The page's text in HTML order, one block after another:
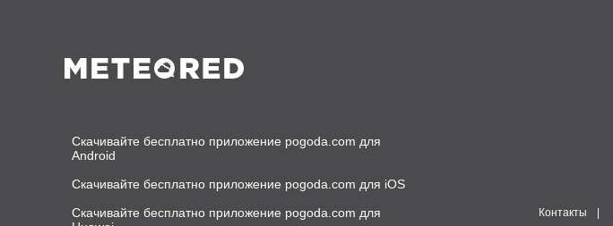
Скачивайте бесплатно приложение pogoda.com для
Android
Скачивайте бесплатно приложение pogoda.com для iOS
Скачивайте бесплатно приложение pogoda.com для
Контакты